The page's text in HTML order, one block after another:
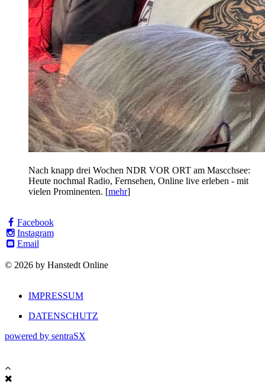
Nach knapp drei Wochen NDR VOR ORT am Mascchsee:
Heute nochmal Radio, Fernsehen, Online live erleben - mit
vielen Prominenten. [mehr]
Facebook
Instagram
Email
© 2026 by Hanstedt Online
IMPRESSUM
DATENSCHUTZ
powered by sentraSX